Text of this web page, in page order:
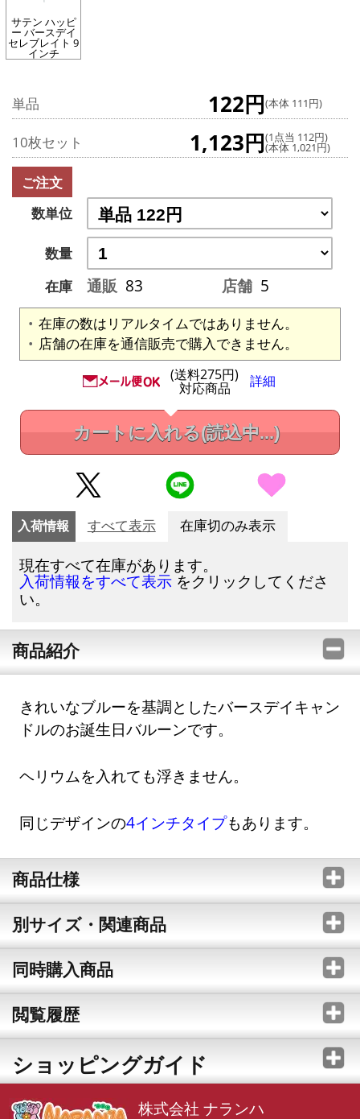
サテン ハッピ
ー バースデイ
セレブレイト 9
インチ
単品 122円(本体 111円)
10枚セット 1,123円(1点当 112円)
(本体 1,021円)
ご注文
数単位
数量
在庫
通販 83 店舗 5
在庫の数はリアルタイムではありません。
店舗の在庫を通信販売で購入できません。
(送料275円)
対応商品 詳細
カートに入れる(読込中...)
入荷情報 すべて表示 在庫切のみ表示
現在すべて在庫があります。
入荷情報をすべて表示 をクリックしてくださ
い。
商品紹介
きれいなブルーを基調としたバースデイキャン
ドルのお誕生日バルーンです。
ヘリウムを入れても浮きません。
同じデザインの4インチタイプもあります。
商品仕様
別サイズ・関連商品
同時購入商品
閲覧履歴
ショッピングガイド
株式会社 ナランハ